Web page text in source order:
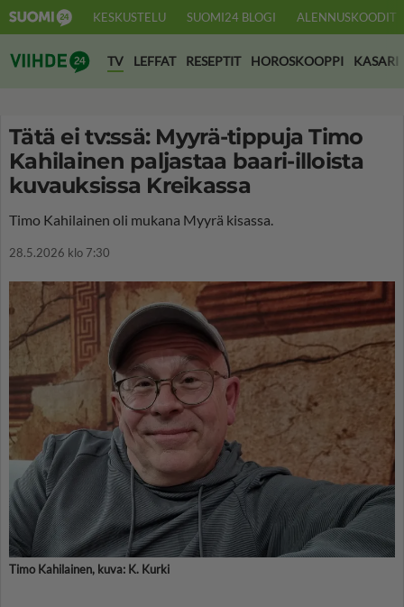
KESKUSTELU SUOMI24 BLOGI ALENNUSKOODIT
Suomi24 Viihde
TV LEFFAT RESEPTIT HOROSKOOPPI KASARI
Tätä ei tv:ssä: Myyrä-tippuja Timo
Kahilainen paljastaa baari-illoista
kuvauksissa Kreikassa
Timo Kahilainen oli mukana Myyrä kisassa.
28.5.2026 klo 7:30
Timo Kahilainen, kuva: K. Kurki